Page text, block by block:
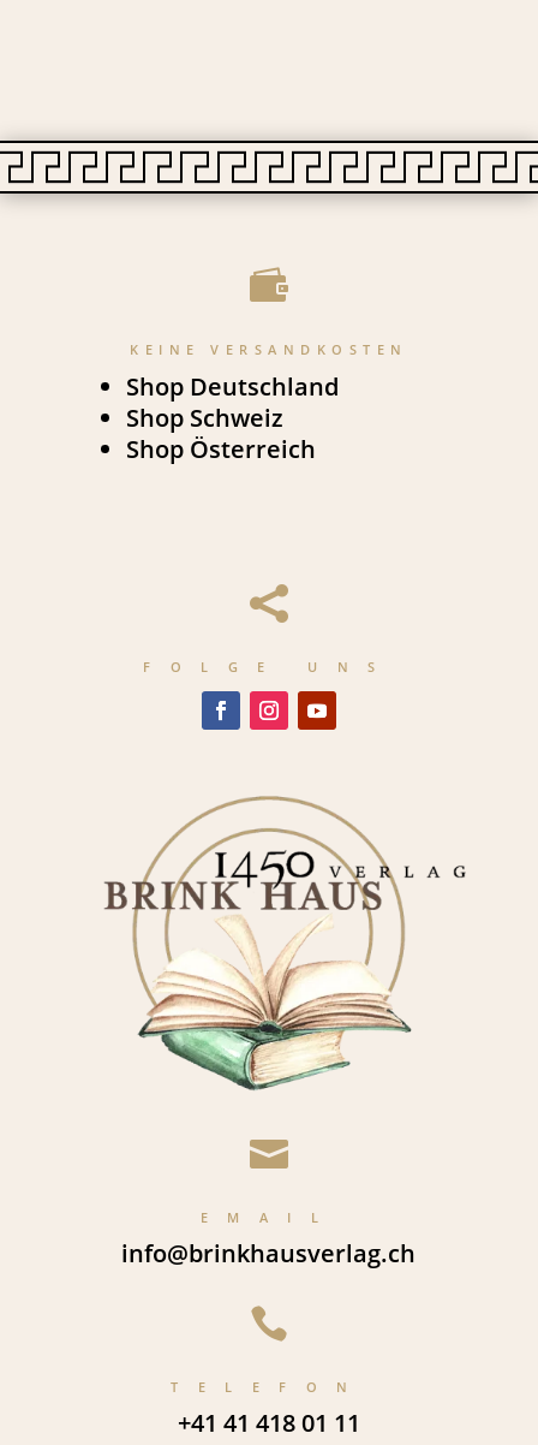

KEINE VERSANDKOSTEN
Shop Deutschland
Shop Schweiz
Shop Österreich

FOLGE UNS

EMAIL
info@brinkhausverlag.ch

TELEFON
+41 41 418 01 11